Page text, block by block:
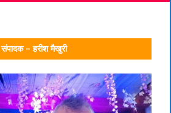
संपादक – हरीश मैखुरी